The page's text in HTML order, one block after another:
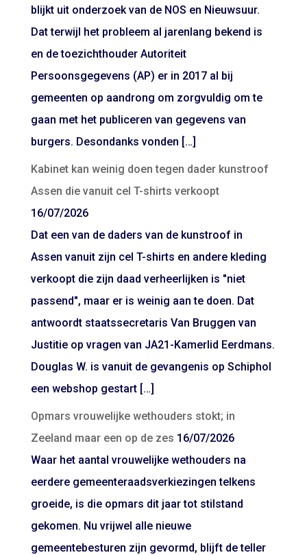
blijkt uit onderzoek van de NOS en Nieuwsuur.
Dat terwijl het probleem al jarenlang bekend is
en de toezichthouder Autoriteit
Persoonsgegevens (AP) er in 2017 al bij
gemeenten op aandrong om zorgvuldig om te
gaan met het publiceren van gegevens van
burgers. Desondanks vonden […]
Kabinet kan weinig doen tegen dader kunstroof
Assen die vanuit cel T-shirts verkoopt
16/07/2026
Dat een van de daders van de kunstroof in
Assen vanuit zijn cel T-shirts en andere kleding
verkoopt die zijn daad verheerlijken is "niet
passend", maar er is weinig aan te doen. Dat
antwoordt staatssecretaris Van Bruggen van
Justitie op vragen van JA21-Kamerlid Eerdmans.
Douglas W. is vanuit de gevangenis op Schiphol
een webshop gestart […]
Opmars vrouwelijke wethouders stokt; in
Zeeland maar een op de zes 16/07/2026
Waar het aantal vrouwelijke wethouders na
eerdere gemeenteraadsverkiezingen telkens
groeide, is die opmars dit jaar tot stilstand
gekomen. Nu vrijwel alle nieuwe
gemeentebesturen zijn gevormd, blijft de teller